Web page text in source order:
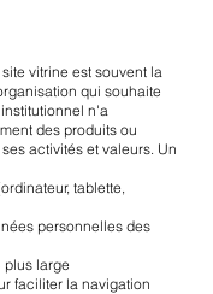
vitrine est souvent la
qui souhaite
n'a
des produits ou
activités et valeurs. Un
tablette,
personnelles des
plus large
faciliter la navigation